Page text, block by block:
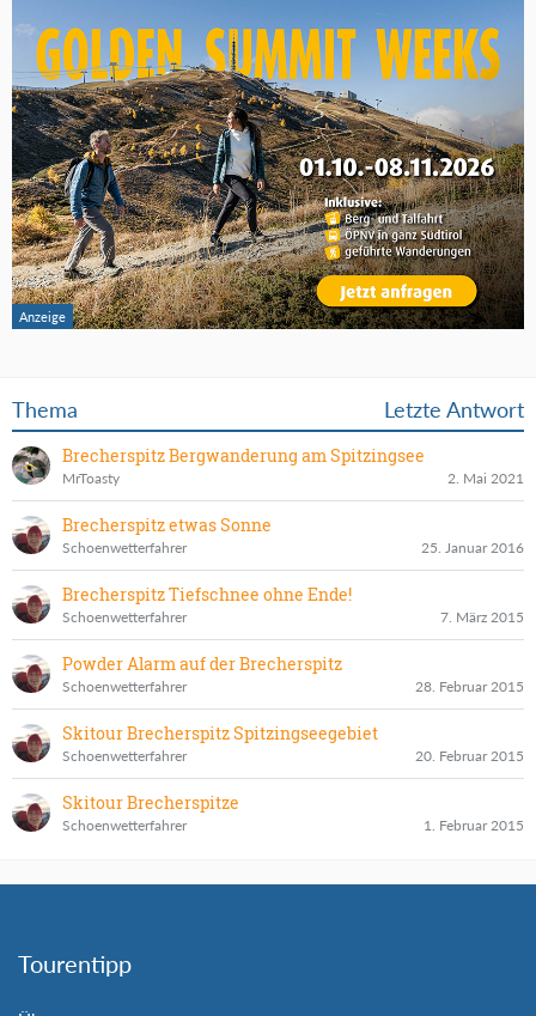
Thema Letzte Antwort
Brecherspitz Bergwanderung am Spitzingsee
MrToasty 2. Mai 2021
Brecherspitz etwas Sonne
Schoenwetterfahrer 25. Januar 2016
Brecherspitz Tiefschnee ohne Ende!
Schoenwetterfahrer 7. März 2015
Powder Alarm auf der Brecherspitz
Schoenwetterfahrer 28. Februar 2015
Skitour Brecherspitz Spitzingseegebiet
Schoenwetterfahrer 20. Februar 2015
Skitour Brecherspitze
Schoenwetterfahrer 1. Februar 2015
Tourentipp